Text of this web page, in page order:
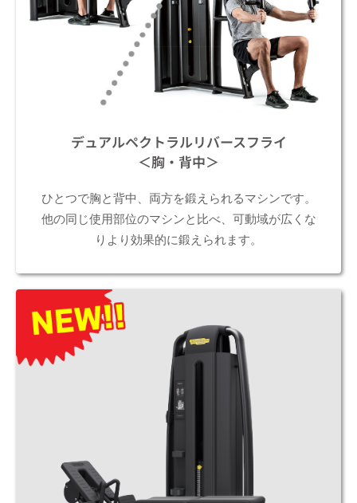
デュアルペクトラルリバースフライ
＜胸・背中＞
ひとつで胸と背中、両方を鍛えられるマシンです。
他の同じ使用部位のマシンと比べ、可動域が広くな
りより効果的に鍛えられます。